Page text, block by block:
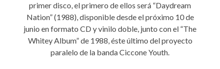
primer disco, el primero de ellos será “Daydream
Nation” (1988), disponible desde el próximo 10 de
junio en formato CD y vinilo doble, junto con el “The
Whitey Album” de 1988, éste último del proyecto
paralelo de la banda Ciccone Youth.